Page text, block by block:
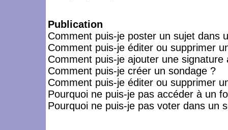
Publication
Comment puis-je poster un sujet dans
Comment puis-je éditer ou supprimer
Comment puis-je ajouter une signature
Comment puis-je créer un sondage ?
Comment puis-je éditer ou supprimer
Pourquoi ne puis-je pas accéder à un
Pourquoi ne puis-je pas voter dans un